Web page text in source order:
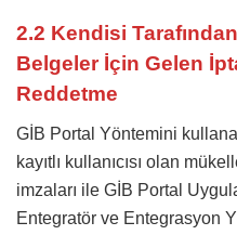
2.2 Kendisi
Belgeler İçin Gelen
Reddetme
GİB Portal Yöntemini
kayıtlı kullanıcısı olan
imzaları ile GİB Portal
Entegratör ve Entegrasyon